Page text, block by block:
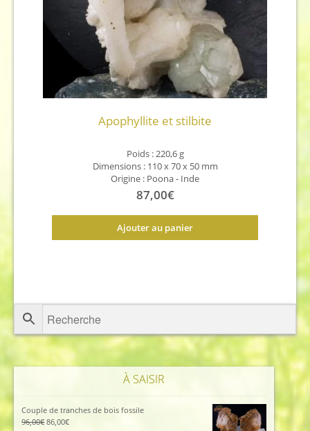
Apophyllite et stilbite
Poids : 220,6 g
Dimensions : 110 x 70 x 50 mm
Origine : Poona - Inde
87,00€
Ajouter au panier
À SAISIR
Couple de tranches de bois fossile
96,00€Le
86,00€Le